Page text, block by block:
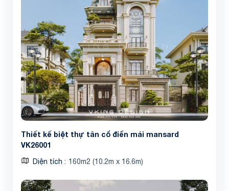
Share
Thiết kế biệt thự tân cổ điển mái mansard
VK26001
Diện tích 160m2 (10.2m x 16.6m)